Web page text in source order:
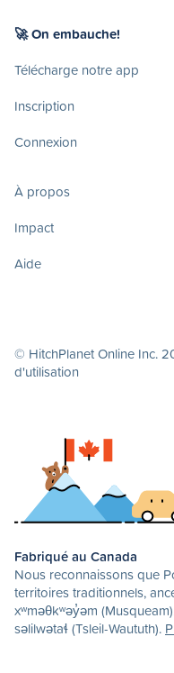
🚀 On embauche!
Télécharge notre app
Inscription
Connexion
À propos
Impact
Aide
© HitchPlanet Online Inc.
d'utilisation
Fabriqué au Canada
Nous reconnaissons que
territoires traditionnels,
xʷməθkʷəy̓əm
səlilwətaɬ (Tsleil-Waututh).